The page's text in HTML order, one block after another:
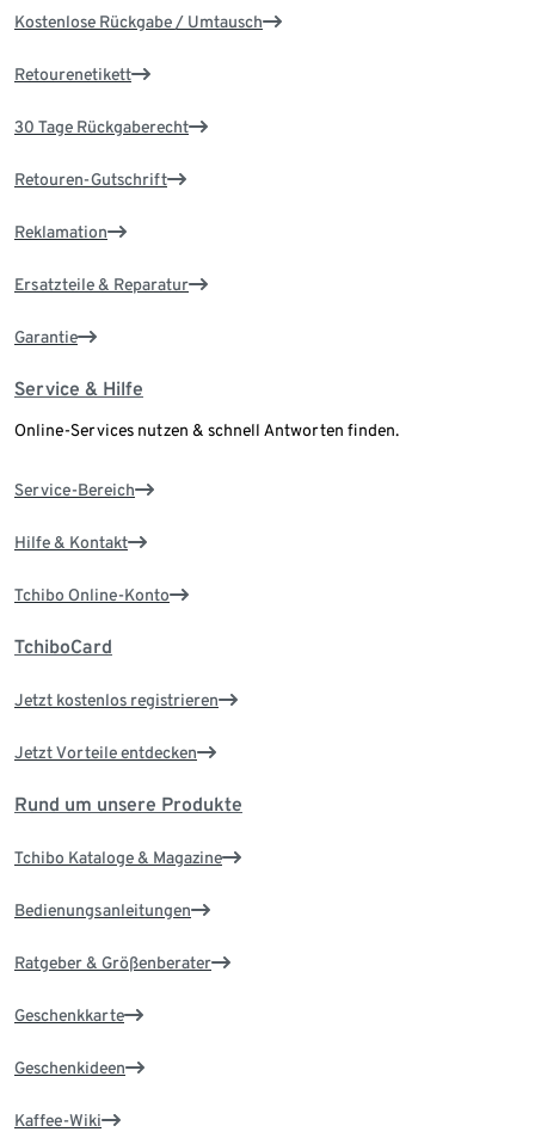
Kostenlose Rückgabe / Umtausch
Retourenetikett
30 Tage Rückgaberecht
Retouren-Gutschrift
Reklamation
Ersatzteile & Reparatur
Garantie
Service & Hilfe
Online-Services nutzen & schnell Antworten finden.
Service-Bereich
Hilfe & Kontakt
Tchibo Online-Konto
TchiboCard
Jetzt kostenlos registrieren
Jetzt Vorteile entdecken
Rund um unsere Produkte
Tchibo Kataloge & Magazine
Bedienungsanleitungen
Ratgeber & Größenberater
Geschenkkarte
Geschenkideen
Kaffee-Wiki